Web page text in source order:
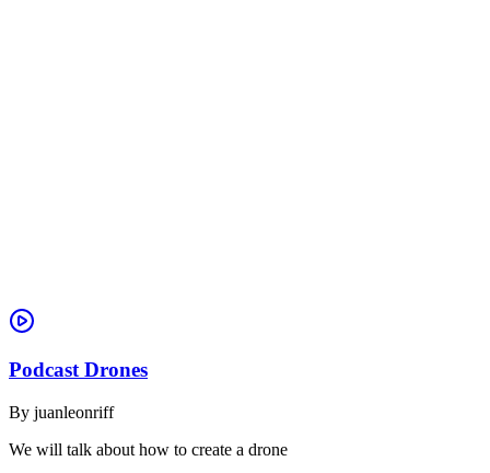
Podcast Drones
By juanleonriff
We will talk about how to create a drone